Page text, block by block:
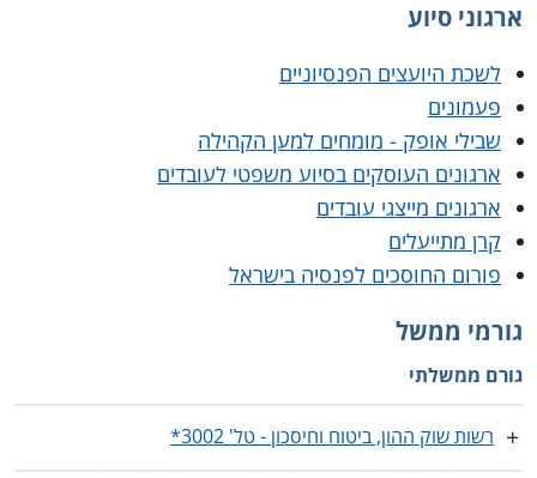
ארגוני סיוע
לשכת היועצים הפנסיוניים
פעמונים
שבילי אופק - מומחים למען הקהילה
ארגונים העוסקים בסיוע משפטי לעובדים
ארגונים מייצגי עובדים
קרן מתייעלים
פורום החוסכים לפנסיה בישראל
גורמי ממשל
גורם ממשלתי
רשות שוק ההון, ביטוח וחיסכון - טל' 3002*